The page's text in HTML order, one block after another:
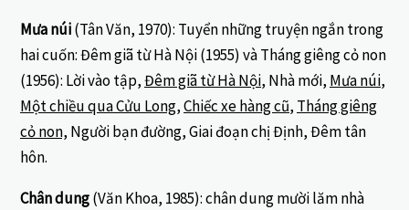
Mưa núi(Tân Văn, 1970): Tuyển những truyện ngắn trong
hai cuốn: Đêm giã từ Hà Nội (1955) và Tháng giêng cỏ non
(1956): Lời vào tập,Đêm giã từ Hà Nội, Nhà mới, Mưa núi,
Một chiều qua Cửu Long,Chiếc xe hàng cũ, Tháng giêng
cỏ non, Người bạn đường, Giai đoạn chị Định, Đêm tân
hôn.
Chân dung(Văn Khoa, 1985): chân dung mười lăm nhà